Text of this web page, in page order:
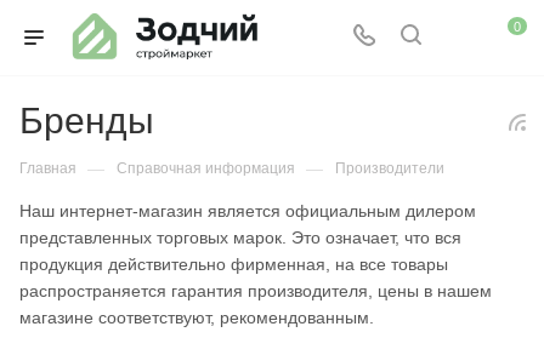
0
Бренды
Главная — Справочная информация — Производители
Наш интернет-магазин является официальным дилером
представленных торговых марок. Это означает, что вся
продукция действительно фирменная, на все товары
распространяется гарантия производителя, цены в нашем
магазине соответствуют, рекомендованным.